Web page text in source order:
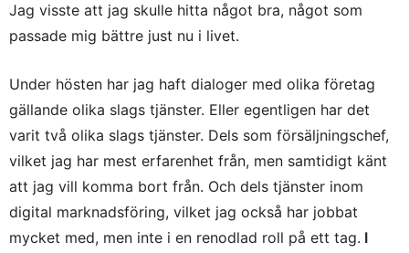
Jag visste att jag skulle hitta något bra, något som
passade mig bättre just nu i livet.
Under hösten har jag haft dialoger med olika företag
gällande olika slags tjänster. Eller egentligen har det
varit två olika slags tjänster. Dels som försäljningschef,
vilket jag har mest erfarenhet från, men samtidigt känt
att jag vill komma bort från. Och dels tjänster inom
digital marknadsföring, vilket jag också har jobbat
mycket med, men inte i en renodlad roll på ett tag. I